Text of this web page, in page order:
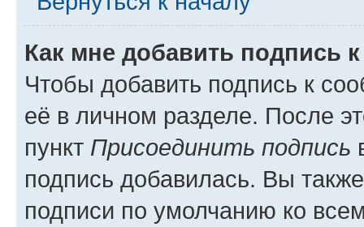
Как мне добавить подпись
Чтобы добавить подпись к
её в личном разделе. После
пункт Присоединить подпись
подпись добавилась. Вы
подписи по умолчанию ко